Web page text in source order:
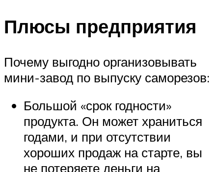
Плюсы предприятия
Почему выгодно организовывать
мини-завод по выпуску саморезов:
Большой «срок годности»
продукта. Он может храниться
годами, и при отсутствии
хороших продаж на старте, вы
не потеряете деньги на